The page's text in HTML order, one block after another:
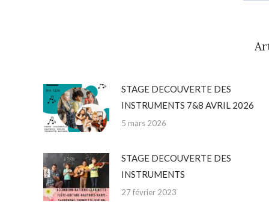
STAGE DECOUVERTE DES
INSTRUMENTS 7&8 AVRIL 2026
5 mars 2026
STAGE DECOUVERTE DES
INSTRUMENTS
27 février 2023